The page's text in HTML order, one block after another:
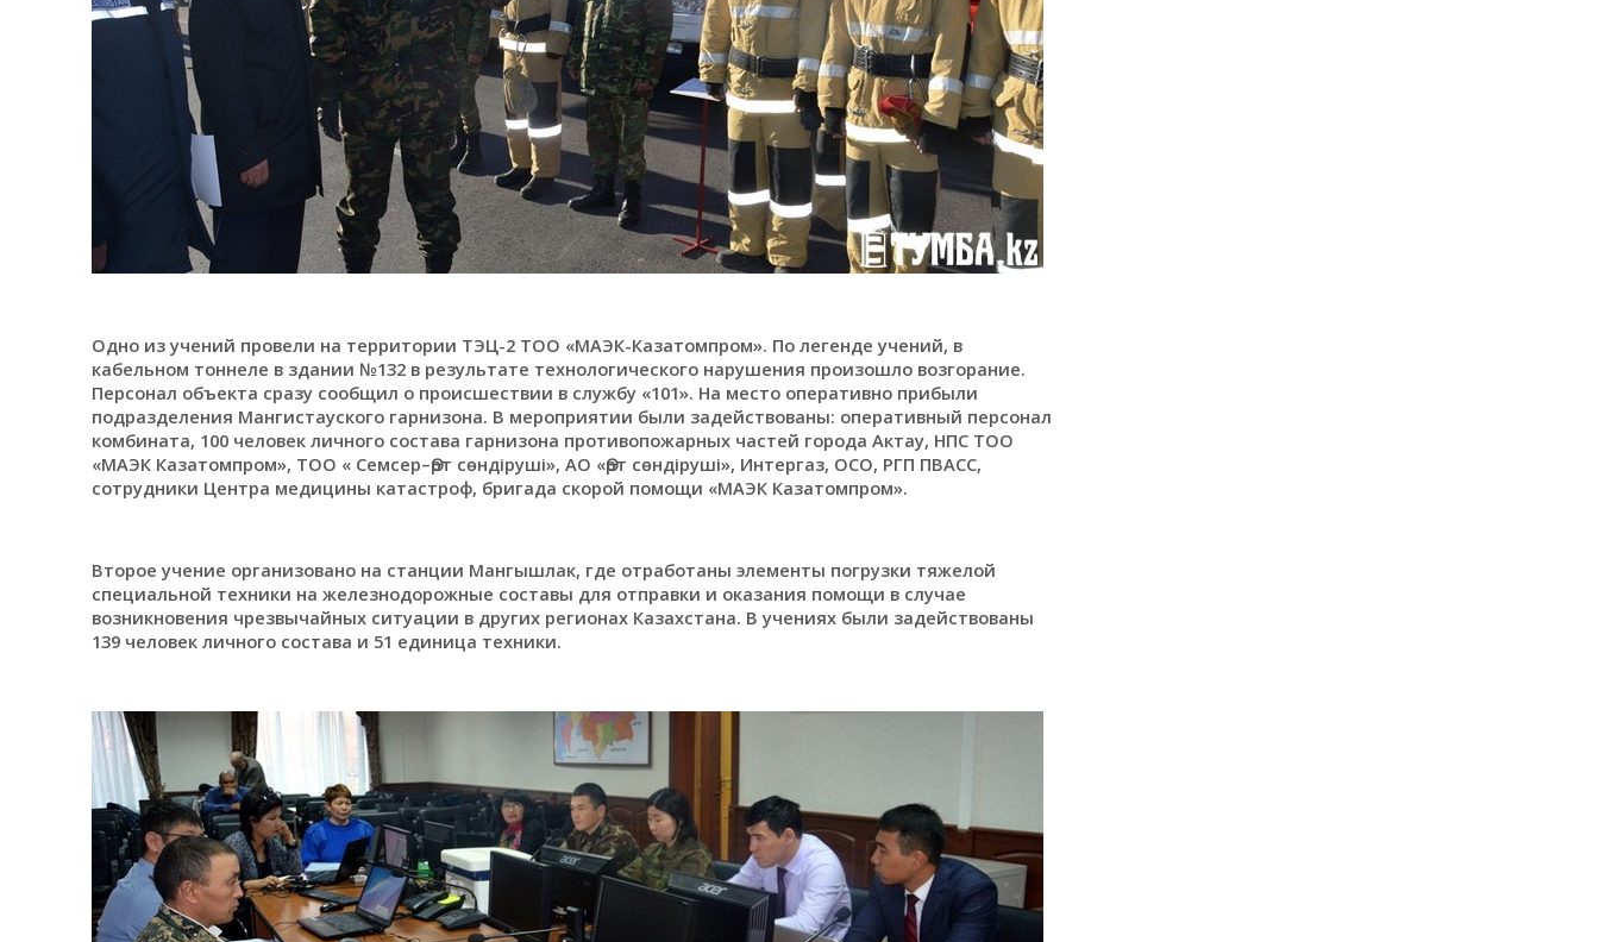
Одно из учений провели на территории ТЭЦ-2 ТОО «МАЭК-Казатомпром». По легенде учений, в
кабельном тоннеле в здании №132 в результате технологического нарушения произошло возгорание.
Персонал объекта сразу сообщил о происшествии в службу «101». На место оперативно прибыли
подразделения Мангистауского гарнизона. В мероприятии были задействованы: оперативный персонал
комбината, 100 человек личного состава гарнизона противопожарных частей города Актау, НПС ТОО
«МАЭК Казатомпром», ТОО « Семсер–Өрт сөндіруші», АО «Өрт сөндіруші», Интергаз, ОСО, РГП ПВАСС,
сотрудники Центра медицины катастроф, бригада скорой помощи «МАЭК Казатомпром».
Второе учение организовано на станции Мангышлак, где отработаны элементы погрузки тяжелой
специальной техники на железнодорожные составы для отправки и оказания помощи в случае
возникновения чрезвычайных ситуации в других регионах Казахстана. В учениях были задействованы
139 человек личного состава и 51 единица техники.